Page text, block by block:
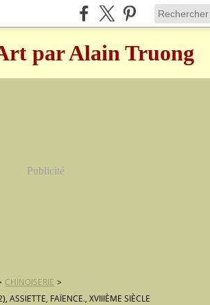
par Alain Truong
Publicité
CHINOISERIE >
ASSIETTE, FAÏENCE., XVIIIÈME SIÈCLE